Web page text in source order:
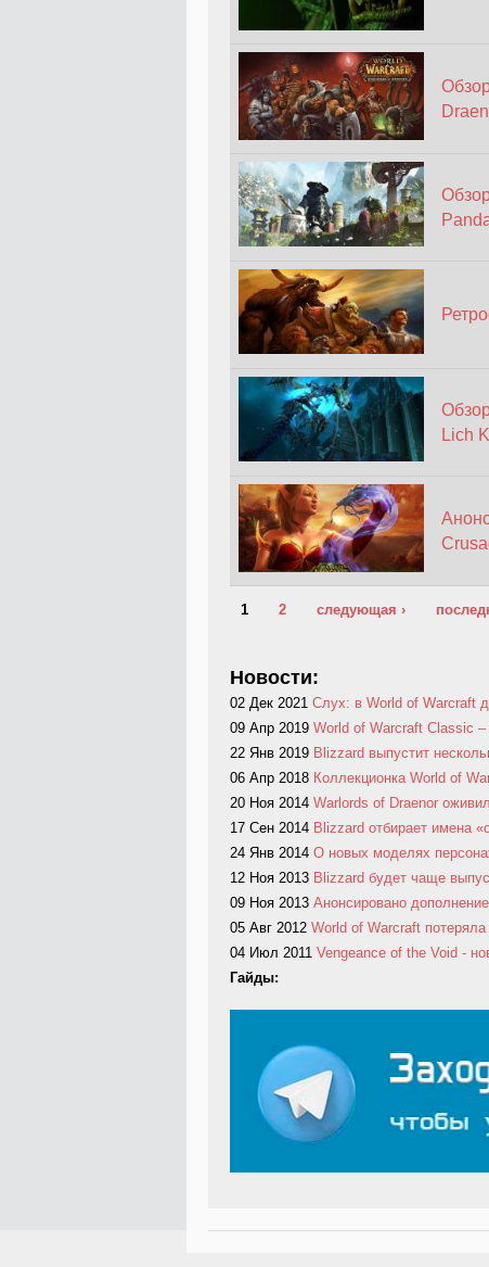
Lich
Страницы
1 2 следующая ›
Новости:
02 Дек 2021 Слух: в World of Warcraft
09 Апр 2019 World of Warcraft Classic –
22 Янв 2019 Blizzard выпустит
06 Апр 2018 Коллекционка World of
20 Ноя 2014 Warlords of Draenor
17 Сен 2014 Blizzard отбирает имена
24 Янв 2014 О новых моделях
12 Ноя 2013 Blizzard будет чаще
09 Ноя 2013 Анонсировано
05 Авг 2012 World of Warcraft
04 Июл 2011 Vengeance of the Void -
Гайды: